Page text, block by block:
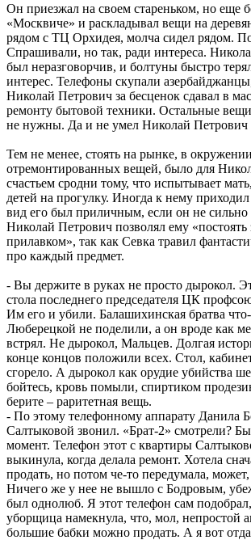
Он приезжал на своем стареньком, но еще
«Москвиче» и раскладывал вещи на
рядом с ТЦ Орхидея, молча сидел рядом.
Спрашивали, но так, ради интереса.
был неразговорчив, и болтуны быстро
интерес. Телефоны скупали
Николай Петрович за бесценок сдавал в
ремонту бытовой техники. Остальные
не нужны. Да и не умел Николай Петрович
Тем не менее, стоять на рынке, в окружении
отремонтированных вещей, было для
счастьем сродни тому, что испытывает
детей на прогулку. Иногда к нему
вид его был приличным, если он не сильно
Николай Петрович позволял ему «постоять
прилавком», так как Севка травил
про каждый предмет.
- Вы держите в руках не просто дырокол.
стола последнего председателя ЦК
Им его и убили. Балашихинская братва
Люберецкой не поделили, а он вроде как
встрял. Не дырокол, Мальцев. Долгая
конце концов положили всех. Стол,
сгорело. А дырокол как орудие убийства
бойтесь, кровь помыли, спиртиком
берите – раритетная вещь.
- По этому телефонному аппарату Данила
Салтыковой звонил. «Брат-2» смотрели?
момент. Телефон этот с квартиры
выкинула, когда делала ремонт. Хотела
продать, но потом че-то передумала, может,
Ничего же у нее не вышло с Бодровым,
был однолюб. Я этот телефон сам
уборщица намекнула, что, мол, непростой
большие бабки можно продать. А я вот